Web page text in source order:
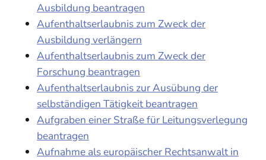
Ausbildung beantragen
Aufenthaltserlaubnis zum Zweck der
Ausbildung verlängern
Aufenthaltserlaubnis zum Zweck der
Forschung beantragen
Aufenthaltserlaubnis zur Ausübung der
selbständigen Tätigkeit beantragen
Aufgraben einer Straße für Leitungsverlegung
beantragen
Aufnahme als europäischer Rechtsanwalt in